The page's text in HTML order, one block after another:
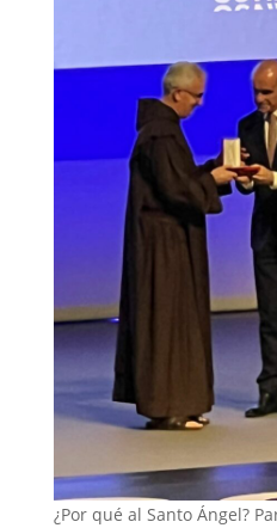
¿Por qué al Santo Ángel?